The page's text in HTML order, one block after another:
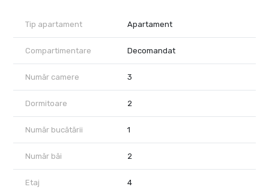
Piscină interioară de 18 metri, perfectă pentru înot sau momente
de destindere
socializare
Centru de fitness complet echipat, ideal pentru menținerea unui
stil de viață activ
Coridoare atent iluminate pentru o atmosferă caldă și primitoare
Tip apartament Apartament
Compartimentare Decomandat
Număr camere 3
Dormitoare 2
Număr bucătării 1
Număr băi 2
Etaj 4